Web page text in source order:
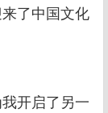
了中国文化
开启了另一